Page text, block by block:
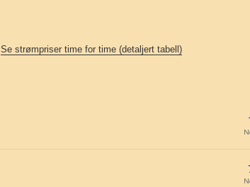
Se strømpriser time for time (detaljert tabell)